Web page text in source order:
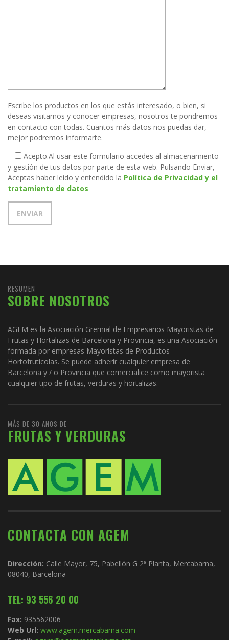
Escribe los productos en los que estás interesado, o bien, si
deseas visitarnos y conocer empresas, nosotros te pondremos
en contacto con todas. Cuantos más datos nos puedas dar,
mejor podremos informarte.
Acepto.Al usar este formulario accedes al almacenamiento
y gestión de tus datos por parte de esta web. Pulsando Enviar,
Aceptas haber leído y entendido la Política de Privacidad y el
tratamiento de datos
RESUMEN
SOBRE NOSOTROS
AGEM es la Asociación Gremial de Empresarios Mayoristas de
Frutas y Hortalizas de Barcelona y Provincia, es una Asociación
formada por empresas Mayoristas de Productos
Hortofrutícolas. Se puede adherir cualquier empresa de
Barcelona y / o Provincia que comercialice como mayorista
cualquier tipo de frutas, verduras y hortalizas.
MÁS DE 30 AÑOS DE
FRUTAS Y VERDURAS
CONTACTA CON AGEM
Dirección: Calle Mayor, 75, Pabellón G 2ª Planta, Mercabarna,
08040, Barcelona
TEL: 93 556 20 00
Fax: 935562006
Web Url: www.agem.mercabarna.com